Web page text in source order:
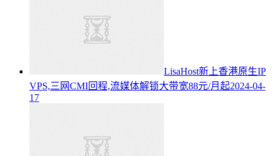
LisaHost新上香港原生IP
VPS,三网CMI回程,流媒体解锁大带宽88元/月起2024-04-
17